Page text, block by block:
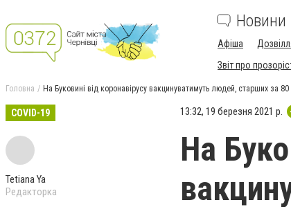
Новини
Афіша
Звіт про
Головна На Буковині від коронавірусу вакцинуватимуть людей, старших за 80
COVID-19
Tetiana Ya
Редакторка
13:32, 19 березня 2021 р.
На